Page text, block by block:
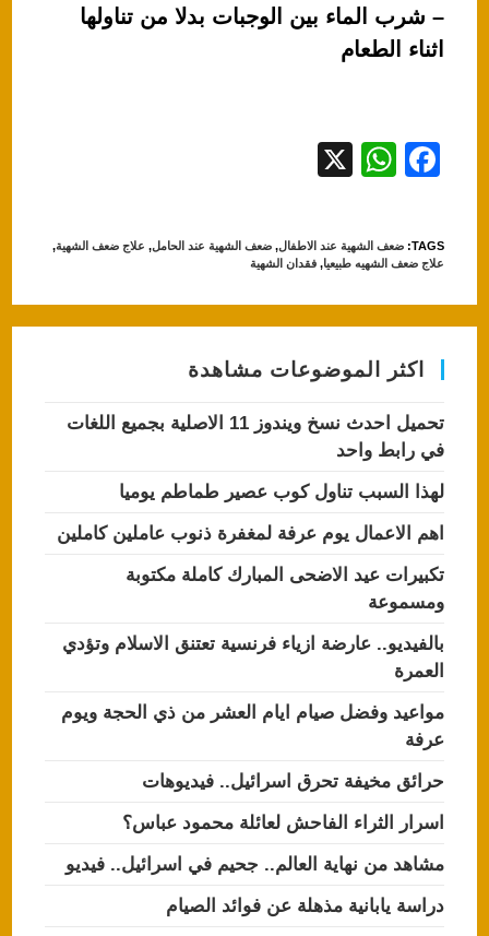
– شرب الماء بين الوجبات بدلا من تناولها
اثناء الطعام
F
e
b
o
o
k
W
s
A
p
p
TAGS
:ضعف الشهية عند الاطفال, ضعف الشهية عند الحامل, علاج ضعف الشهية,
علاج ضعف الشهيه طبيعيا, فقدان الشهية
اكثر الموضوعات مشاهدة
تحميل احدث نسخ ويندوز 11 الاصلية بجميع اللغات
في رابط واحد
لهذا السبب تناول كوب عصير طماطم يوميا
اهم الاعمال يوم عرفة لمغفرة ذنوب عاملين كاملين
تكبيرات عيد الاضحى المبارك كاملة مكتوبة
ومسموعة
بالفيديو.. عارضة ازياء فرنسية تعتنق الاسلام وتؤدي
العمرة
مواعيد وفضل صيام ايام العشر من ذي الحجة ويوم
عرفة
حرائق مخيفة تحرق اسرائيل.. فيديوهات
اسرار الثراء الفاحش لعائلة محمود عباس؟
مشاهد من نهاية العالم.. جحيم في اسرائيل.. فيديو
دراسة يابانية مذهلة عن فوائد الصيام